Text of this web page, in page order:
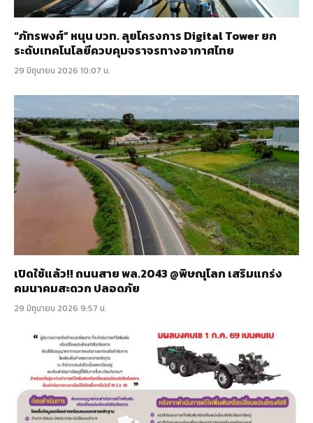
“ภัทรพงศ์” หนุน บวท. ลุยโครงการ Digital Tower ยก
ระดับเทคโนโลยีควบคุมจราจรทางอากาศไทย
29 มิถุนายน 2026 10:07 น.
เปิดใช้แล้ว!! ถนนสาย พล.2043 @พิษณุโลก เสริมแกร่ง
คมนาคมสะดวก ปลอดภัย
29 มิถุนายน 2026 9:57 น.